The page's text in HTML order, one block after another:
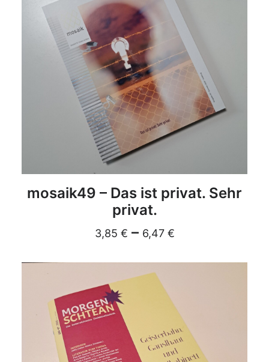
DETAILS
mosaik49 – Das ist privat. Sehr
privat.
3,85 € – 6,47 €